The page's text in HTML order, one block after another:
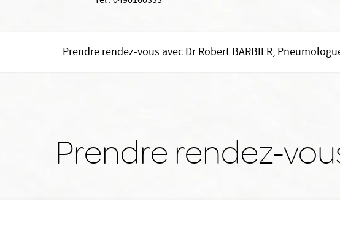
Prendre rendez-vous avec Dr Robert BARBIER,
Prendre rendez-